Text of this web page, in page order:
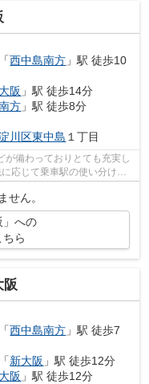
「西中島南方 」駅 徒歩10
阪 」駅 徒歩14分
方 」駅 徒歩8分
川区東中島 １丁目
が備わっておりとても充実し
応じて乗車駅の使い分けが
せん。
」への
ら
阪
「西中島南方 」駅 徒歩7
「新大阪 」駅 徒歩12分
阪 」駅 徒歩12分